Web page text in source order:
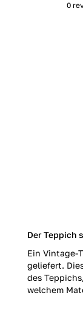
Der Teppich
Ein Vintage-
geliefert.
des
welchem
0